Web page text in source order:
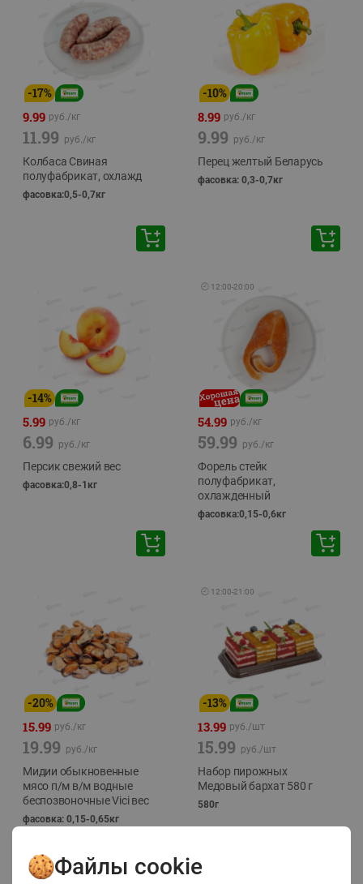
-17%
9.99 руб./кг
11.99 руб./кг
Колбаса Свиная
полуфабрикат, охлажд
фасовка:0,5-0,7кг
-10%
8.99 руб./кг
9.99 руб./кг
Перец желтый Беларусь
фасовка: 0,3-0,7кг
-14%
5.99 руб./кг
6.99 руб./кг
Персик свежий вес
фасовка:0,8-1кг
🕘 12:00-20:00
54.99 руб./кг
59.99 руб./кг
Форель стейк
полуфабрикат,
охлажденный
фасовка:0,15-0,6кг
-20%
15.99 руб./кг
19.99 руб./кг
Мидии обыкновенные
мясо п/м в/м водные
беспозвоночные Vici вес
фасовка: 0,15-0,65кг
🕘 12:00-21:00
-13%
13.99 руб./шт
15.99 руб./шт
Набор пирожных
Медовый бархат 580 г
580г
Файлы cookie